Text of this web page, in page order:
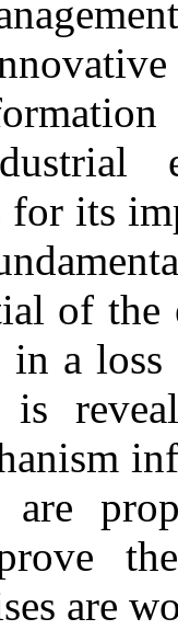
its
of the
in a
is
are